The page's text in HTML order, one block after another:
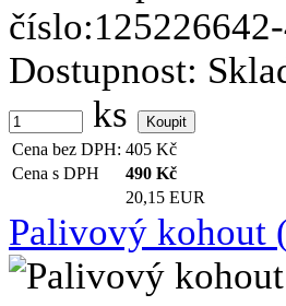
Dostupnost:
ks
Cena bez DPH: 405 Kč
Cena s DPH
490 Kč
20,15 EUR
Palivový kohout